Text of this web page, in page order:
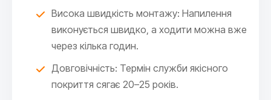
Висока швидкість монтажу: Напилення
виконується швидко, а ходити можна вже
через кілька годин.
Довговічність: Термін служби якісного
покриття сягає 20–25 років.